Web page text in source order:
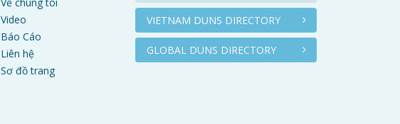
Video
Báo Cáo
Liên hệ
Sơ đồ trang
VIETNAM DUNS DIRECTORY
GLOBAL DUNS DIRECTORY